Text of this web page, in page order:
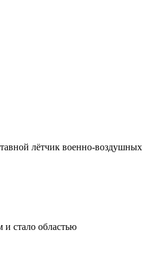
лётчик военно-воздушных
и стало областью